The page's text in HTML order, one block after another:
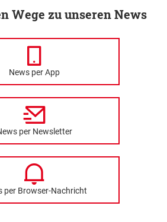
Wege zu unseren News
News per App
per Newsletter
per Browser-Nachricht